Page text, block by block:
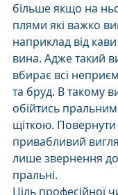
більше якщо на
плями які важко
наприклад від
вина. Адже такий
вбирає всі
та бруд. В такому
обійтись
щіткою.
привабливий
лише звернення до
пральні.
Ціль професійної